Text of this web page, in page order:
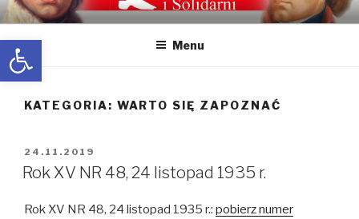
Open toolbar
Przeskocz
do
treści
WOLNI I SOLIDARNI
Wolni i Solidarni – Partia polityczna Kornela Morawieckiego. Koło
Menu
KATEGORIA: WARTO SIĘ ZAPOZNAĆ
OPUBLIKOWANE
W
24.11.2019
Rok XV NR 48, 24 listopad 1935 r.
Rok XV NR 48, 24 listopad 1935 r.: pobierz numer